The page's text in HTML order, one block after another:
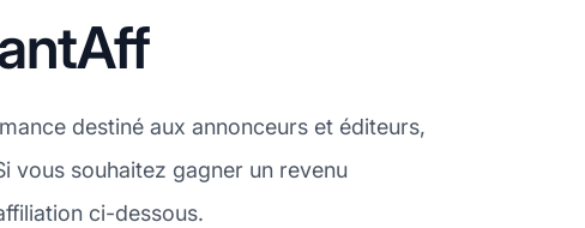
destiné aux annonceurs et éditeurs,
vous souhaitez gagner un revenu
ci-dessous.